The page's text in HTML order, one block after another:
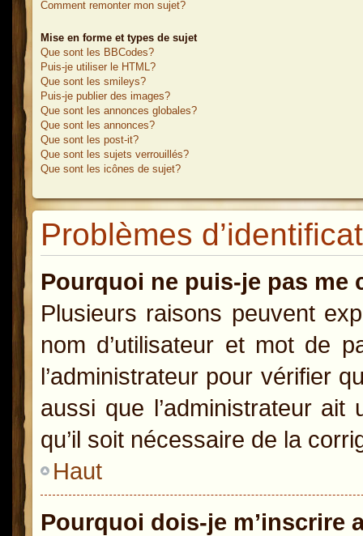
Comment remonter mon sujet?
Mise en forme et types de sujet
Que sont les BBCodes?
Puis-je utiliser le HTML?
Que sont les smileys?
Puis-je publier des images?
Que sont les annonces globales?
Que sont les annonces?
Que sont les post-it?
Que sont les sujets verrouillés?
Que sont les icônes de sujet?
Problèmes
Pourquoi ne puis-je pas me
Plusieurs raisons peuvent
nom d’utilisateur et mot de
l’administrateur pour vérifier
aussi que l’administrateur
qu’il soit nécessaire de la
Haut
Pourquoi dois-je m’inscrire